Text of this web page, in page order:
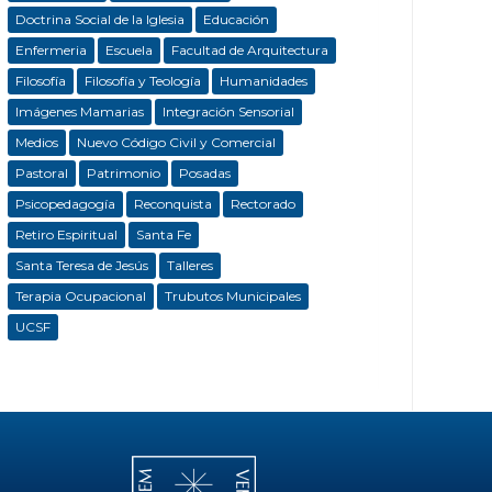
Doctrina Social de la Iglesia
Educación
Enfermeria
Escuela
Facultad de Arquitectura
Filosofía
Filosofía y Teología
Humanidades
Imágenes Mamarias
Integración Sensorial
Medios
Nuevo Código Civil y Comercial
Pastoral
Patrimonio
Posadas
Psicopedagogía
Reconquista
Rectorado
Retiro Espiritual
Santa Fe
Santa Teresa de Jesús
Talleres
Terapia Ocupacional
Trubutos Municipales
UCSF